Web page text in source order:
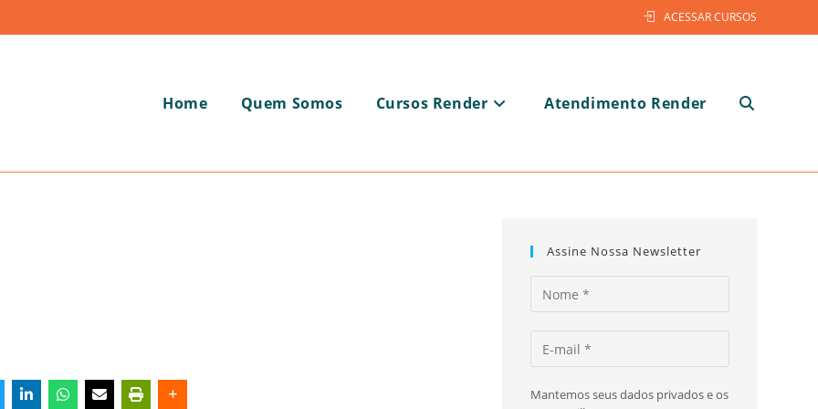
ACESSAR CURSOS
Home Quem Somos Cursos Render Atendimento Render Alternar
Assine Nossa Newsletter
Mantemos seus dados privados e os